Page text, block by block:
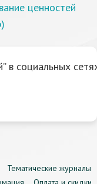
ценностей
в социальных
Тематические журналы